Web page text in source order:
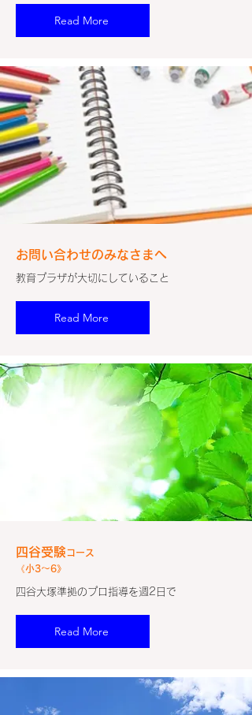
Read More
​お問い合わせのみなさまへ
教育プラザが大切にしていること
Read More
​四谷受験コース
《小3～6》
四谷大塚準拠のプロ指導を週2日で
Read More